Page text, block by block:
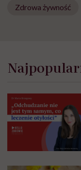
Zdrowa żywność